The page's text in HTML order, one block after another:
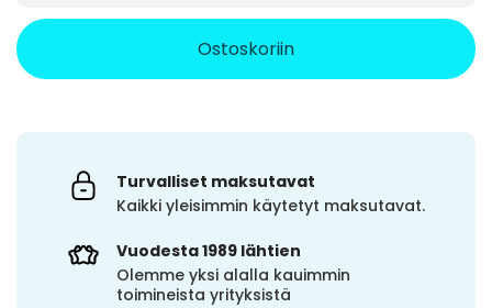
Ostoskoriin
Turvalliset maksutavat
Kaikki yleisimmin käytetyt maksutavat.
Vuodesta 1989 lähtien
Olemme yksi alalla kauimmin
toimineista yrityksistä